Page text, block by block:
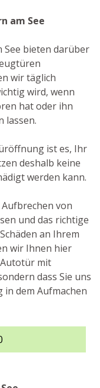
am See
See bieten darüber
wir täglich
wird, wenn
hat oder ihn
lassen.
ist es, Ihr
deshalb keine
werden kann.
von
und das richtige
an Ihrem
wir Ihnen hier
Autotür mit
dass Sie uns
dem Aufmachen